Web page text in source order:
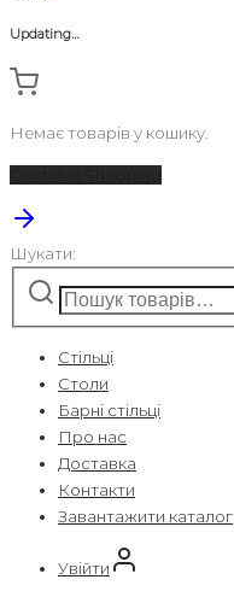
Updating…
Немає товарів у кошику.
Шукати:
Стiльці
Столи
Барні стільці
Про нас
Доставка
Контакти
Завантажити каталог
Увійти